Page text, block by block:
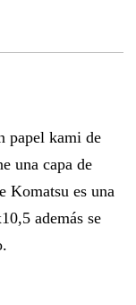
papel kami de
una capa de
Komatsu es una
además se